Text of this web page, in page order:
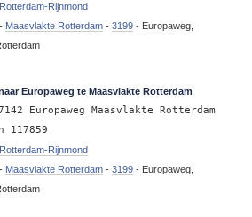
Rotterdam-Rijnmond
- Maasvlakte Rotterdam- 3199- Europaweg,
Europaweg te Maasvlakte Rotterdam
Europaweg Maasvlakte Rotterdam
117859
Rotterdam-Rijnmond
- Maasvlakte Rotterdam- 3199- Europaweg,